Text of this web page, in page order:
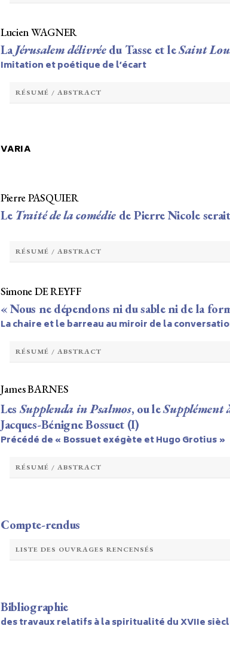
LaJérusalem délivréedu Tasse et leSaint
Lucien WAGNER
Imitation et poétique de l’écart
RÉSUMÉ / ABSTRACT
VARIA
Le Traité de la comédie de Pierre Nicole
Pierre PASQUIER
RÉSUMÉ / ABSTRACT
« Nous ne dépendons ni du sable ni de la
Simone DE REYFF
La chaire et le barreau au miroir de la
RÉSUMÉ / ABSTRACT
LesSupplenda in Psalmos, ou leSupplément
Jacques-Bénigne Bossuet (I)
James BARNES
Précédé de « Bossuet exégète et Hugo Grotius »
RÉSUMÉ / ABSTRACT
Compte-rendus
LISTE DES OUVRAGES RENCENSÉS
Bibliographie
des travaux relatifs à la spiritualité du XVIIe